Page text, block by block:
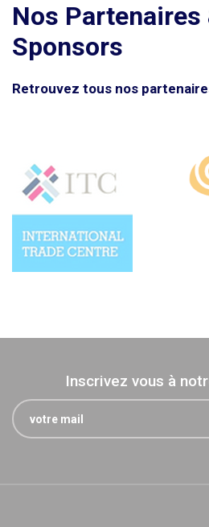
Nos Partenaires
Sponsors
Retrouvez tous nos
Inscrivez vous à